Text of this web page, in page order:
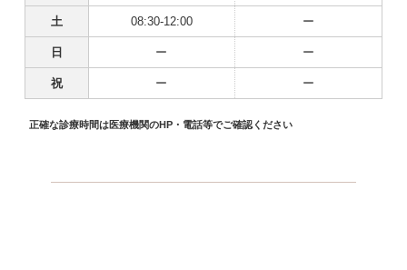
土 08:30-12:00 ー
日 ー ー
祝 ー ー
正確な診療時間は医療機関のHP・電話等でご確認ください